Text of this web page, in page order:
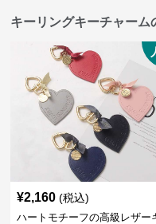
キーリングキーチャーム
¥2,160 (税込)
ハートモチーフの高級レザー